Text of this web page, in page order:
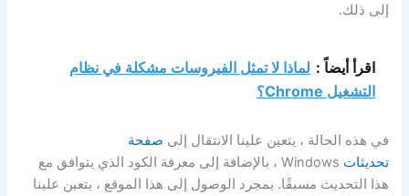
إلى ذلك.
اقرأ أيضاً : لماذا لا تمثل الفيروسات مشكلة في نظام
التشغيل Chrome؟
في هذه الحالة ، يتعين علينا الانتقال إلى صفحة
تحديثات
Windows ، بالإضافة إلى معرفة الكود الذي يتوافق مع
هذا التحديث مسبقًا. بمجرد الوصول إلى هذا الموقع ، يتعين علينا